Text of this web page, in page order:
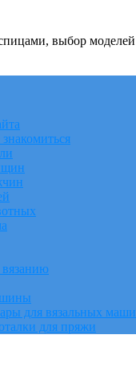
выбор
для вязальных
для пряжи